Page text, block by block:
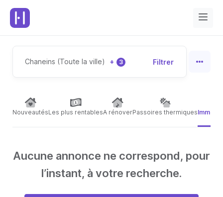
Chaneins (Toute la ville) + 3 Filtrer
NouveautésLes plus rentablesA rénoverPassoires thermiques
Aucune annonce ne correspond, pour
l’instant, à votre recherche.